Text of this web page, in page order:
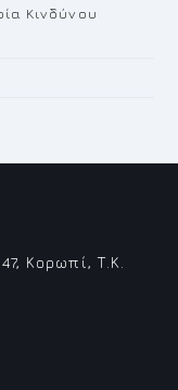
Κινδύνου
Κορωπί, Τ.Κ.